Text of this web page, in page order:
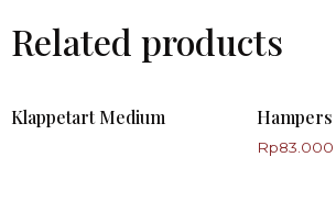
Related products
Klappetart Medium
Rp83.000